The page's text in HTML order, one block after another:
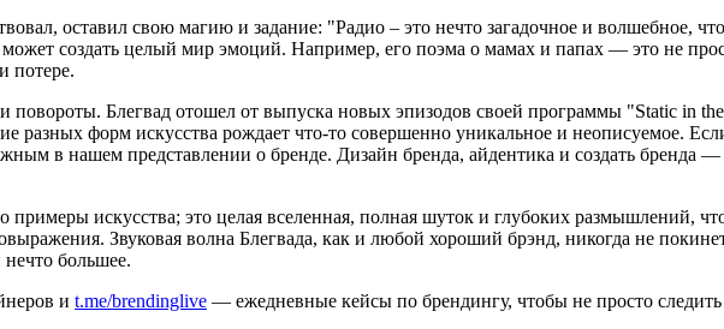
оставил свою магию и задание: "Радио – это нечто загадочное и волшебное,
может создать целый мир эмоций. Например, его поэма о мамах и папах — это не
потере.
повороты. Блегвад отошел от выпуска новых эпизодов своей программы "Static in
разных форм искусства рождает что-то совершенно уникальное и неописуемое.
в нашем представлении о бренде. Дизайн бренда, айдентика и создать бренда —
примеры искусства; это целая вселенная, полная шуток и глубоких размышлений,
Звуковая волна Блегвада, как и любой хороший брэнд, никогда не
большее.
и t.me/brendinglive — ежедневные кейсы по брендингу, чтобы не просто